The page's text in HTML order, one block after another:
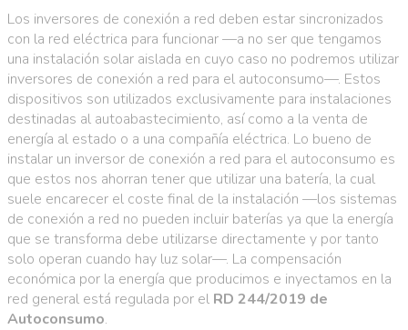
Los inversores de conexión a red deben estar sincronizados
con la red eléctrica para funcionar —a no ser que tengamos
una instalación solar aislada en cuyo caso no podremos utilizar
inversores de conexión a red para el autoconsumo—. Estos
dispositivos son utilizados exclusivamente para instalaciones
destinadas al autoabastecimiento, así como a la venta de
energía al estado o a una compañía eléctrica. Lo bueno de
instalar un inversor de conexión a red para el autoconsumo es
que estos nos ahorran tener que utilizar una batería, la cual
suele encarecer el coste final de la instalación —los sistemas
de conexión a red no pueden incluir baterías ya que la energía
que se transforma debe utilizarse directamente y por tanto
solo operan cuando hay luz solar—. La compensación
económica por la energía que producimos e inyectamos en la
red general está regulada por el RD 244/2019 de
Autoconsumo.